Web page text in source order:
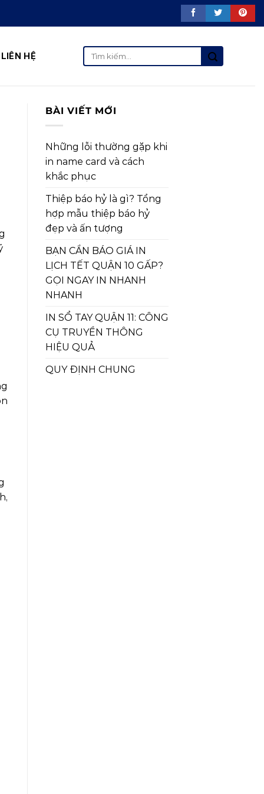
LIÊN HỆ
Tìm
kiếm:
BÀI VIẾT MỚI
Những lỗi thường gặp khi
in name card và cách
khắc phục
Thiệp báo hỷ là gì? Tổng
hợp mẫu thiệp báo hỷ
đẹp và ấn tượng
BẠN CẦN BÁO GIÁ IN
LỊCH TẾT QUẬN 10 GẤP?
GỌI NGAY IN NHANH
NHANH
IN SỔ TAY QUẬN 11: CÔNG
CỤ TRUYỀN THÔNG
HIỆU QUẢ
QUY ĐỊNH CHUNG